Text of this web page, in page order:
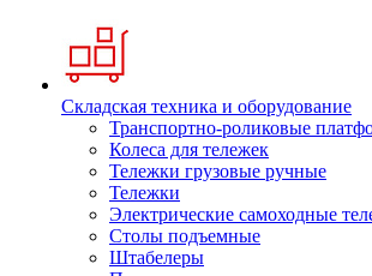
Складская техника и оборудование
Транспортно-роликовые
Колеса для тележек
Тележки грузовые ручные
Тележки
Электрические самоходные
Столы подъемные
Штабелеры